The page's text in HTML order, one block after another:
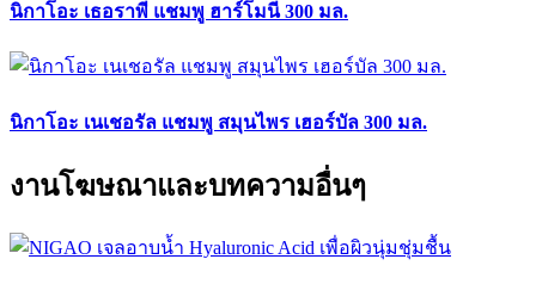
นิกาโอะ เธอราพี แชมพู ฮาร์โมนี 300 มล.
นิกาโอะ เนเชอรัล แชมพู สมุนไพร เฮอร์บัล 300 มล.
งานโฆษณาและบทความอื่นๆ